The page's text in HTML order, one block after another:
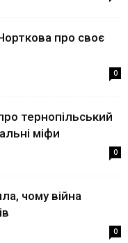
про своє
0
тернопільський
міфи
0
чому війна
0